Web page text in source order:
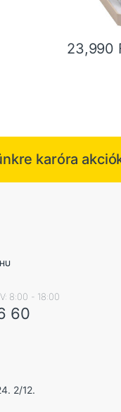
23,990
karóra
8:00 - 18:00
60
2/12.